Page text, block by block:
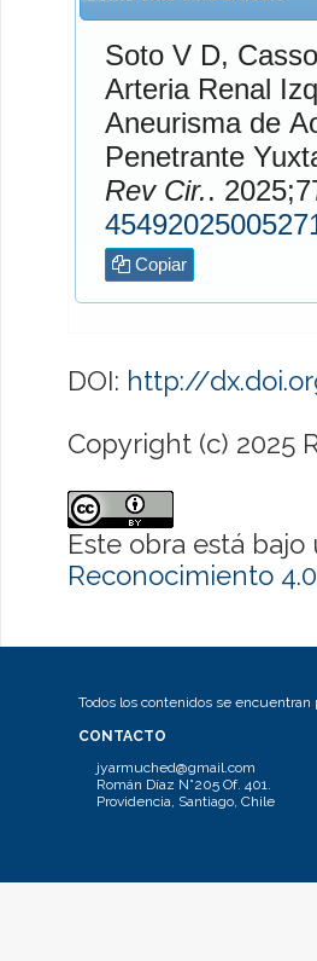
Soto VD,
Arteria Renal
Aneurisma de
Penetrante
Rev Cir.
Copiar
DOI: http://
Copyright (c) 2025
Este obra está bajo
Reconocimiento
Todos los contenidos se
CONTACTO
jyarmuched@gmail.com
Román Díaz N°205 Of. 401.
Providencia, Santiago, Chile